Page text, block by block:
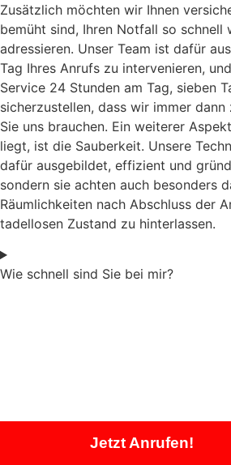
Zusätzlich möchten wir Ihnen
bemüht sind, Ihren Notfall so schnell
adressieren. Unser Team ist dafür
Tag Ihres Anrufs zu intervenieren,
Service 24 Stunden am Tag, sieben
sicherzustellen, dass wir immer
Sie uns brauchen. Ein weiterer
liegt, ist die Sauberkeit. Unsere
dafür ausgebildet, effizient und
sondern sie achten auch besonders
Räumlichkeiten nach Abschluss der
tadellosen Zustand zu hinterlassen.
Wie schnell sind Sie bei mir?
Jetzt Anrufen!